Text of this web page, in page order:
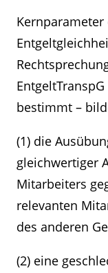
Kernparameter
bestimmt –
(1) die
gleichwertiger
Mitarbeiters
relevanten
des anderen
(2) eine